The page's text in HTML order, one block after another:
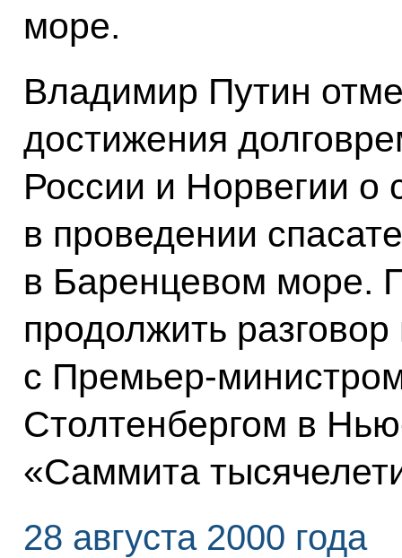
море.
Владимир Путин
достижения
России и Норвегии о
в проведении
в Баренцевом море.
продолжить
с Премьер-
Столтенбергом в
«Саммита
28 августа 2000 года